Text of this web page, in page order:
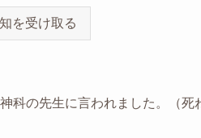
を受け取る
科の先生に言われました。（死